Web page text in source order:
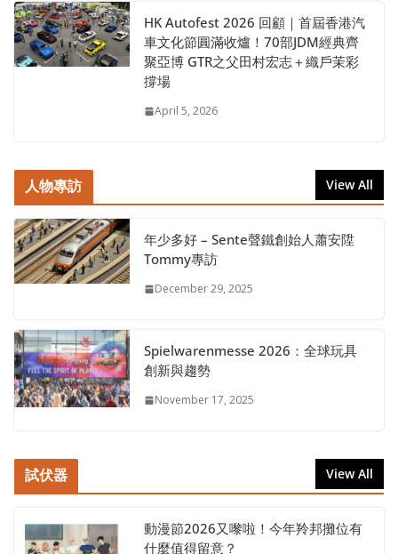
HK Autofest 2026 回顧｜首屆香港汽
車文化節圓滿收爐！70部JDM經典齊
聚亞博 GTR之父田村宏志＋織戶茉彩
撐場
April 5, 2026
人物專訪 View All
年少多好 – Sente聲鐵創始人蕭安陞
Tommy專訪
December 29, 2025
Spielwarenmesse 2026：全球玩具
創新與趨勢
November 17, 2025
試伏器 View All
動漫節2026又嚟啦！今年羚邦攤位有
什麼值得留意？